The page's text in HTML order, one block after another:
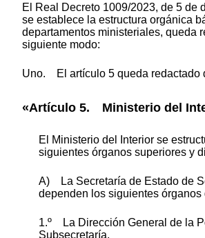
El Real Decreto 1009/2023, de 5 de
se establece la estructura orgánica
departamentos ministeriales, queda
siguiente modo:
Uno. El artículo 5 queda redactado
«Artículo 5. Ministerio del
El Ministerio del Interior se
siguientes órganos superiores y
A) La Secretaría de Estado de
dependen los siguientes órganos
1.º La Dirección General de la
Subsecretaría.